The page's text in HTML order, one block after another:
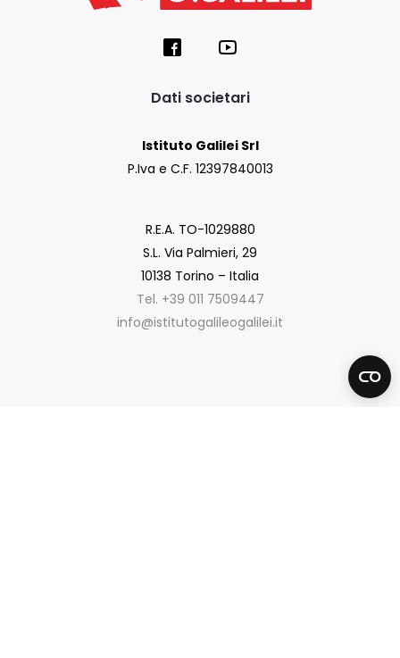
Dati societari
Istituto Galilei Srl
P.Iva e C.F. 12397840013
R.E.A. TO-1029880
S.L. Via Palmieri, 29
10138 Torino – Italia
Tel. +39 011 7509447
info@istitutogalileogalilei.it